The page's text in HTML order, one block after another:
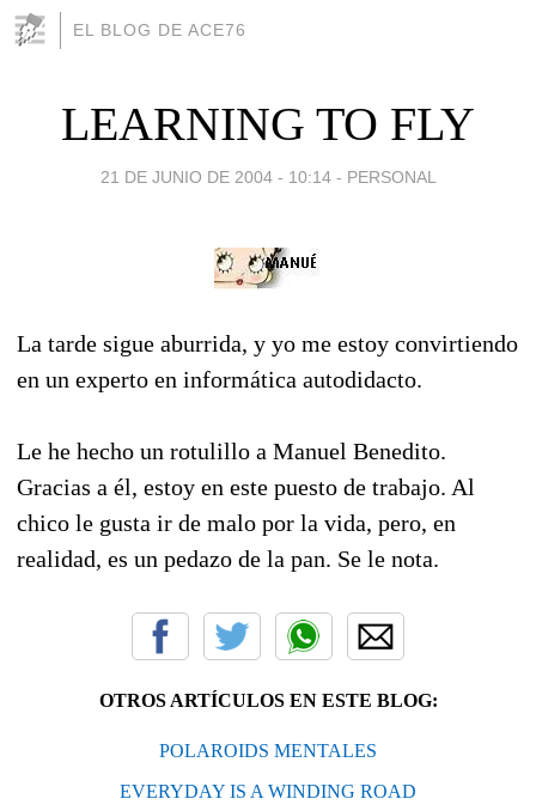
EL BLOG DE ACE76
LEARNING TO FLY
21 DE JUNIO DE 2004 - 10:14 - PERSONAL
La tarde sigue aburrida, y yo me estoy convirtiendo
en un experto en informática autodidacto.
Le he hecho un rotulillo a Manuel Benedito.
Gracias a él, estoy en este puesto de trabajo. Al
chico le gusta ir de malo por la vida, pero, en
realidad, es un pedazo de la pan. Se le nota.
OTROS ARTÍCULOS EN ESTE BLOG:
POLAROIDS MENTALES
EVERYDAY IS A WINDING ROAD